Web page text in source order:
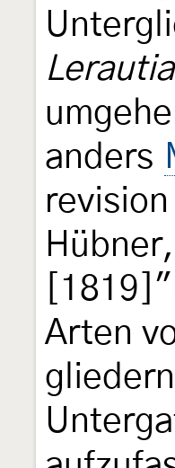
Lerautia
anders
Arten